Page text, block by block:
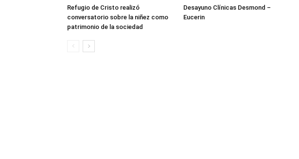
Refugio de Cristo realizó
conversatorio sobre la niñez como
patrimonio de la sociedad
Desayuno Clínicas Desmond –
Eucerin